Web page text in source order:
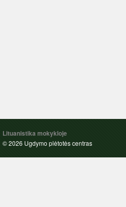
Lituanistika mokykloje
© 2026 Ugdymo plėtotės centras